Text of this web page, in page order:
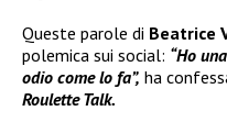
Queste parole di Beatrice
polemica sui social: “Ho
odio come lo fa”, ha
Roulette Talk.